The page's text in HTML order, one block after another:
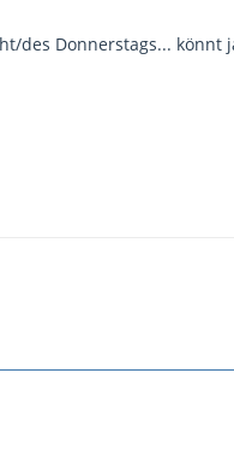
des Donnerstags... könnt